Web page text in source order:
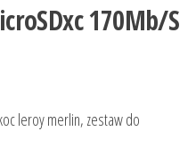
170Mb/S
leroy merlin, zestaw do